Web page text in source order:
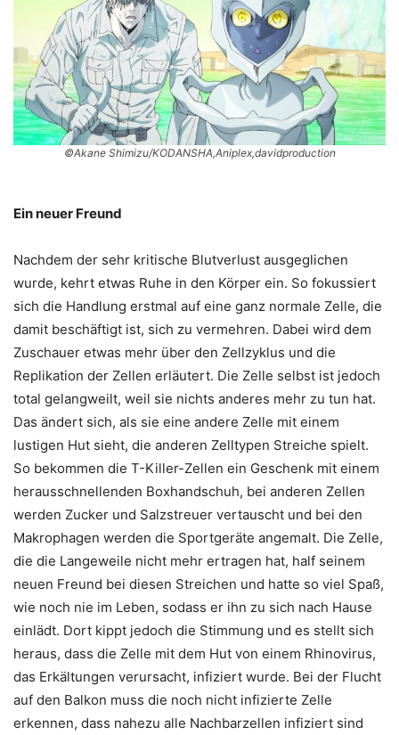
©Akane Shimizu/KODANSHA,Aniplex,davidproduction
Ein neuer Freund
Nachdem der sehr kritische Blutverlust ausgeglichen
wurde, kehrt etwas Ruhe in den Körper ein. So fokussiert
sich die Handlung erstmal auf eine ganz normale Zelle, die
damit beschäftigt ist, sich zu vermehren. Dabei wird dem
Zuschauer etwas mehr über den Zellzyklus und die
Replikation der Zellen erläutert. Die Zelle selbst ist jedoch
total gelangweilt, weil sie nichts anderes mehr zu tun hat.
Das ändert sich, als sie eine andere Zelle mit einem
lustigen Hut sieht, die anderen Zelltypen Streiche spielt.
So bekommen die T-Killer-Zellen ein Geschenk mit einem
herausschnellenden Boxhandschuh, bei anderen Zellen
werden Zucker und Salzstreuer vertauscht und bei den
Makrophagen werden die Sportgeräte angemalt. Die Zelle,
die die Langeweile nicht mehr ertragen hat, half seinem
neuen Freund bei diesen Streichen und hatte so viel Spaß,
wie noch nie im Leben, sodass er ihn zu sich nach Hause
einlädt. Dort kippt jedoch die Stimmung und es stellt sich
heraus, dass die Zelle mit dem Hut von einem Rhinovirus,
das Erkältungen verursacht, infiziert wurde. Bei der Flucht
auf den Balkon muss die noch nicht infizierte Zelle
erkennen, dass nahezu alle Nachbarzellen infiziert sind